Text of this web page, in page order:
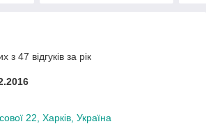
з 47 відгуків за рік
22, Харків, Україна